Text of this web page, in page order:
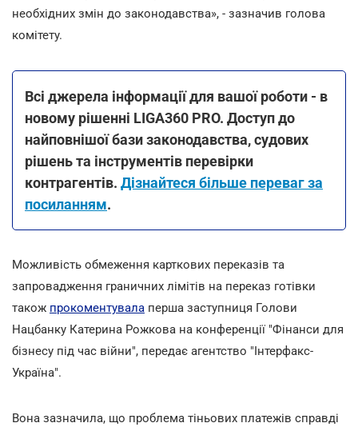
необхідних змін до законодавства», - зазначив голова
комітету.
Всі джерела інформації для вашої роботи - в
новому рішенні LIGA360 PRO. Доступ до
найповнішої бази законодавства, судових
рішень та інструментів перевірки
контрагентів. Дізнайтеся більше переваг за
посиланням.
Можливість обмеження карткових переказів та
запровадження граничних лімітів на переказ готівки
також прокоментувала перша заступниця Голови
Нацбанку Катерина Рожкова на конференції "Фінанси для
бізнесу під час війни", передає агентство "Інтерфакс-
Україна".
Вона зазначила, що проблема тіньових платежів справді